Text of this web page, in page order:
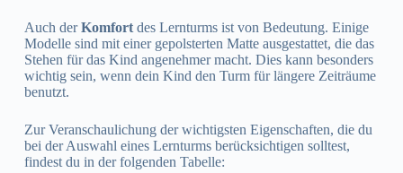
Auch derKomfortdes Lernturms ist von Bedeutung. Einige
Modelle sind mit einer gepolsterten Matte ausgestattet, die das
Stehen für das Kind angenehmer macht. Dies kann besonders
wichtig sein, wenn dein Kind den Turm für längere Zeiträume
benutzt.
Zur Veranschaulichung der wichtigsten Eigenschaften, die du
bei der Auswahl eines Lernturms berücksichtigen solltest,
findest du in der folgenden Tabelle: